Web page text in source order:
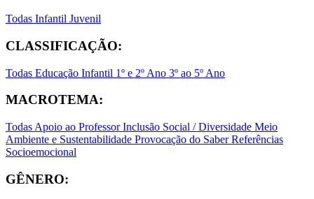
Todas Infantil Juvenil
CLASSIFICAÇÃO:
Todas Educação Infantil 1º e 2º Ano 3º ao 5º Ano
MACROTEMA:
Todas Apoio ao ProfessorInclusão Social / Diversidade Meio
Ambiente e Sustentabilidade Provocação do SaberReferências
Socioemocional
GÊNERO: